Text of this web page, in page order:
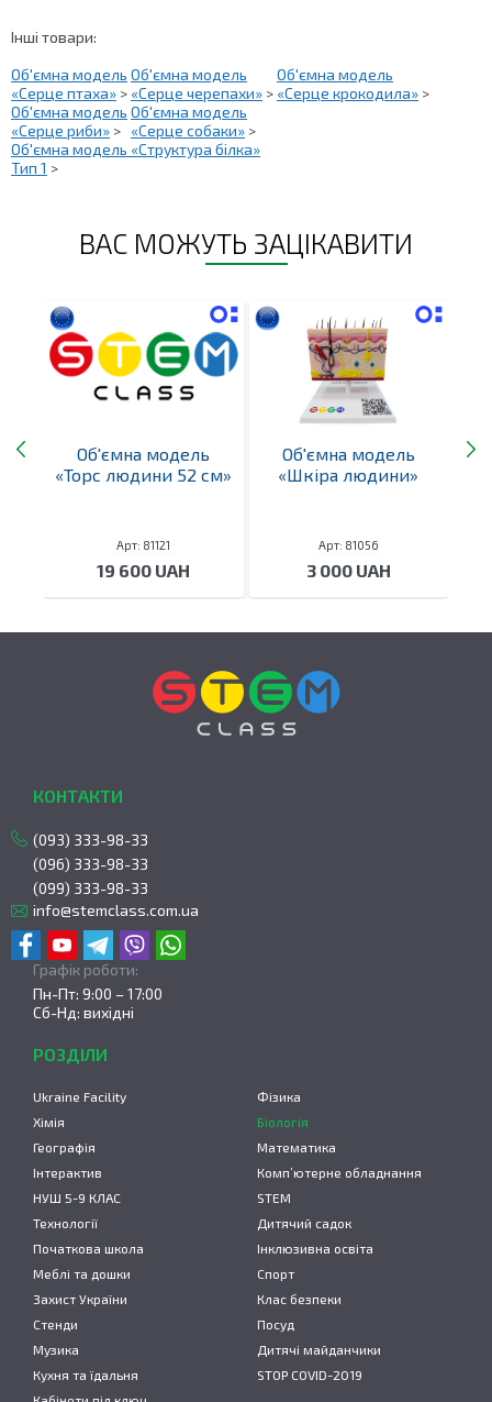
Інші товари:
Об'ємна модель
«Серце птаха» >
Об'ємна модель
«Серце черепахи» >
Об'ємна модель
«Серце крокодила» >
Об'ємна модель
«Серце риби» >
Об'ємна модель
«Серце собаки» >
Об'ємна модель «Структура білка»
Тип 1 >
ВАС МОЖУТЬ ЗАЦІКАВИТИ
Об'ємна модель
«Торс людини 52 см»
Арт: 81121
19 600 UAH
Об'ємна модель
«Шкіра людини»
Арт: 81056
3 000 UAH
КОНТАКТИ
(093) 333-98-33
(096) 333-98-33
(099) 333-98-33
info@stemclass.com.ua
Графік роботи:
Пн-Пт: 9:00 – 17:00
Сб-Нд: вихідні
РОЗДІЛИ
Ukraine Facility
Фізика
Хімія
Біологія
Географія
Математика
Інтерактив
Комп’ютерне обладнання
НУШ 5-9 КЛАС
STEM
Технології
Дитячий садок
Початкова школа
Інклюзивна освіта
Меблі та дошки
Спорт
Захист України
Клас безпеки
Стенди
Посуд
Музика
Дитячі майданчики
Кухня та їдальня
STOP COVID-2019